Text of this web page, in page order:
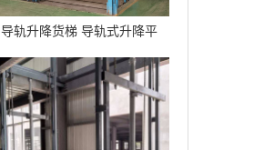
导轨升降货梯 导轨式升降平
台